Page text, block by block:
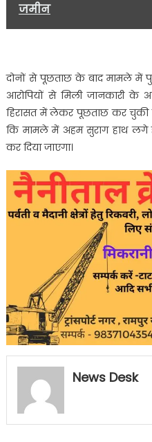
जमीन
दोनों से पूछताछ के बाद मामले में
आरोपियों से मिली जानकारी के
हिरासत में लेकर पूछताछ कर चुकी
कि मामले में अहम सुराग हाथ
कर दिया जाएगा।
News Desk